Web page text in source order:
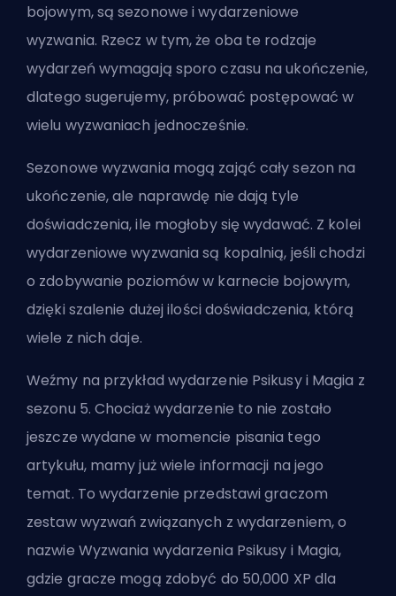
bojowym, są sezonowe i wydarzeniowe
wyzwania. Rzecz w tym, że oba te rodzaje
wydarzeń wymagają sporo czasu na ukończenie,
dlatego sugerujemy, próbować postępować w
wielu wyzwaniach jednocześnie.
Sezonowe wyzwania mogą zająć cały sezon na
ukończenie, ale naprawdę nie dają tyle
doświadczenia, ile mogłoby się wydawać. Z kolei
wydarzeniowe wyzwania są kopalnią, jeśli chodzi
o zdobywanie poziomów w karnecie bojowym,
dzięki szalenie dużej ilości doświadczenia, którą
wiele z nich daje.
Weźmy na przykład wydarzenie Psikusy i Magia z
sezonu 5. Chociaż wydarzenie to nie zostało
jeszcze wydane w momencie pisania tego
artykułu, mamy już wiele informacji na jego
temat. To wydarzenie przedstawi graczom
zestaw wyzwań związanych z wydarzeniem, o
nazwie Wyzwania wydarzenia Psikusy i Magia,
gdzie gracze mogą zdobyć do 50,000 XP dla